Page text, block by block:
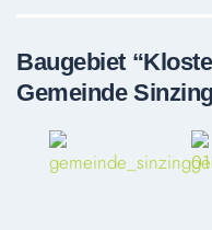
Baugebiet
Gemeinde Sinzing